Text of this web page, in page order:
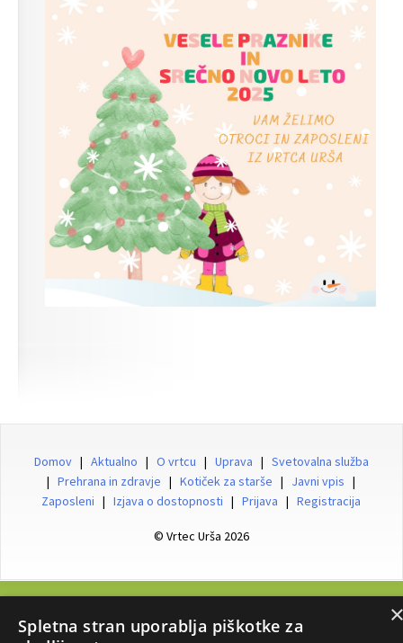
Domov | Aktualno | O vrtcu | Uprava | Svetovalna služba
|Prehrana in zdravje |Kotiček za starše | Javni vpis |
Zaposleni |Izjava o dostopnosti |Prijava |Registracija
© Vrtec Urša 2026
tajnistvo@vrtec-ursa.si
Spletna stran uporablja piškotke za